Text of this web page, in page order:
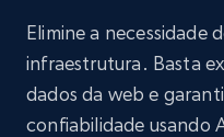
Elimine a necessidade
infraestrutura. Basta
dados da web e
confiabilidade usando